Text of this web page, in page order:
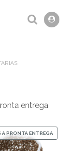
entrega
A PRONTA ENTREGA